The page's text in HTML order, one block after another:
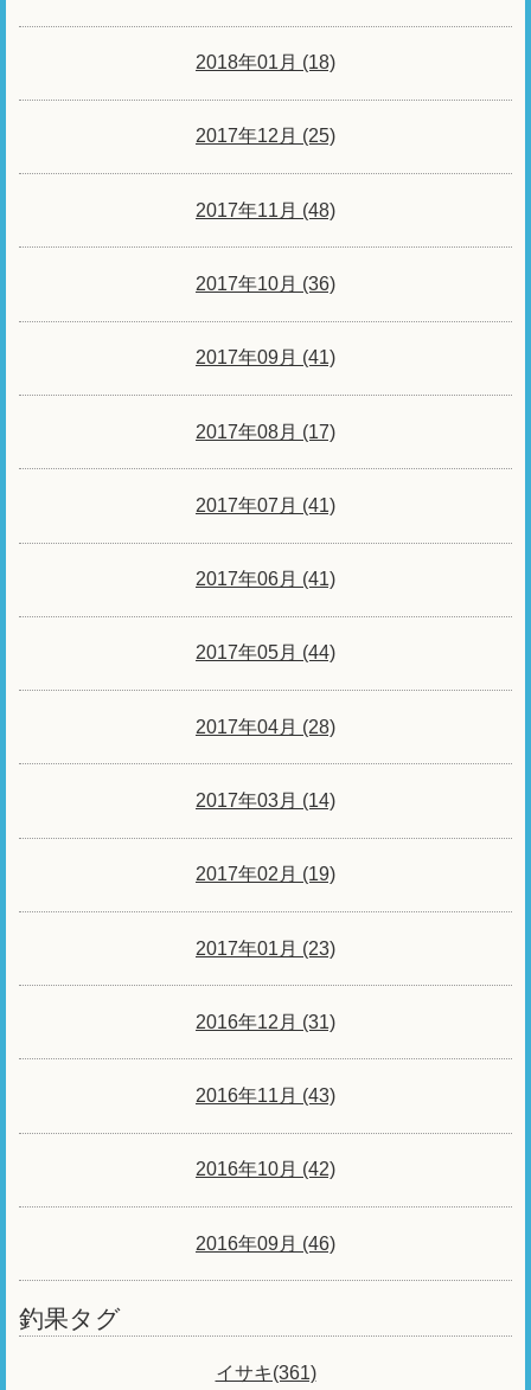
2018年01月 (18)
2017年12月 (25)
2017年11月 (48)
2017年10月 (36)
2017年09月 (41)
2017年08月 (17)
2017年07月 (41)
2017年06月 (41)
2017年05月 (44)
2017年04月 (28)
2017年03月 (14)
2017年02月 (19)
2017年01月 (23)
2016年12月 (31)
2016年11月 (43)
2016年10月 (42)
2016年09月 (46)
釣果タグ
イサキ(361)